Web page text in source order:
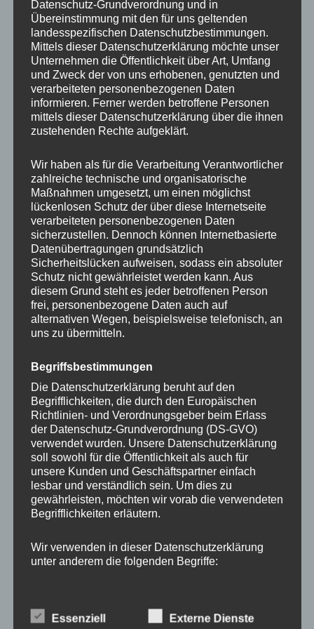
Anhaltspunkte einer Rechtsverletzung nicht
zumutbar. Bei Bekanntwerden von
Rechtsverletzungen werden wir derartige Links
umgehend entfernen.
Urheberrecht
Die durch die Seitenbetreiber erstellten Inhalte und
Werke auf diesen Seiten unterliegen dem
deutschen Urheberrecht. Die Vervielfältigung,
Bearbeitung, Verbreitung und jede Art der
Verwertung außerhalb der Grenzen des
Urheberrechtes bedürfen der schriftlichen
Zustimmung des jeweiligen Autors bzw. Erstellers.
Downloads und Kopien dieser Seite sind nur für
den privaten, nicht kommerziellen Gebrauch
gestattet. Soweit die Inhalte auf dieser Seite nicht
vom Betreiber erstellt wurden, werden die
werden Inhalte Dritter als solche gekennzeichnet.
Sollten Sie trotzdem auf eine
Urheberrechtsverletzung aufmerksam werden,
bitten wir um einen entsprechenden Hinweis. Bei
Bekanntwerden von Rechtsverletzungen werden
wir derartige Inhalte umgehend entfernen.
Erhebung von Zugriffsdaten und Logfiles
Abs. 1 lit. f. DSGVO Daten über jeden Zugriff auf
Zugriffsdaten gehören Name der abgerufenen
Datenschutz-Grundverordnung und in
Übereinstimmung mit den für uns geltenden
landesspezifischen Datenschutzbestimmungen.
Mittels dieser Datenschutzerklärung möchte unser
Unternehmen die Öffentlichkeit über Art, Umfang
und Zweck der von uns erhobenen, genutzten und
verarbeiteten personenbezogenen Daten
informieren. Ferner werden betroffene Personen
mittels dieser Datenschutzerklärung über die ihnen
zustehenden Rechte aufgeklärt.
Wir haben als für die Verarbeitung Verantwortlicher
zahlreiche technische und organisatorische
Maßnahmen umgesetzt, um einen möglichst
lückenlosen Schutz der über diese Internetseite
verarbeiteten personenbezogenen Daten
sicherzustellen. Dennoch können Internetbasierte
Datenübertragungen grundsätzlich
Sicherheitslücken aufweisen, sodass ein absoluter
Schutz nicht gewährleistet werden kann. Aus
diesem Grund steht es jeder betroffenen Person
frei, personenbezogene Daten auch auf
alternativen Wegen, beispielsweise telefonisch, an
uns zu übermitteln.
Begriffsbestimmungen
Die Datenschutzerklärung beruht auf den
Begrifflichkeiten, die durch den Europäischen
Richtlinien- und Verordnungsgeber beim Erlass
der Datenschutz-Grundverordnung (DS-GVO)
verwendet wurden. Unsere Datenschutzerklärung
soll sowohl für die Öffentlichkeit als auch für
unsere Kunden und Geschäftspartner einfach
lesbar und verständlich sein. Um dies zu
gewährleisten, möchten wir vorab die verwendeten
Begrifflichkeiten erläutern.
Wir verwenden in dieser Datenschutzerklärung
unter anderem die folgenden Begriffe:
Personenbezogene Daten sind alle
Essenziell Externe Dienste